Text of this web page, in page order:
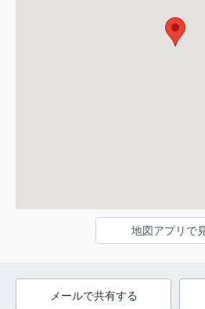
地図アプリで
メールで共有する